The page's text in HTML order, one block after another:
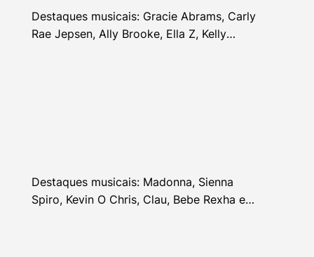
Destaques musicais: Gracie Abrams, Carly
Rae Jepsen, Ally Brooke, Ella Z, Kelly
Destaques musicais: Madonna, Sienna
Spiro, Kevin O Chris, Clau, Bebe Rexha e